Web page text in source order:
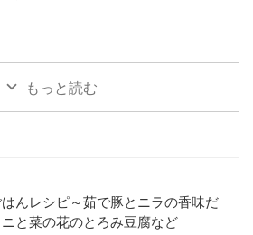
もっと読む
んレシピ～茹で豚とニラの香味だ
と菜の花のとろみ豆腐など